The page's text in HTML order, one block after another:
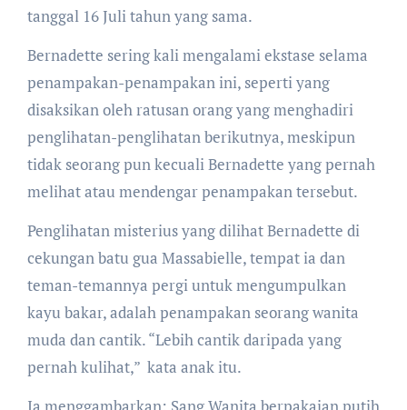
tanggal 16 Juli tahun yang sama.
Bernadette sering kali mengalami ekstase selama
penampakan-penampakan ini, seperti yang
disaksikan oleh ratusan orang yang menghadiri
penglihatan-penglihatan berikutnya, meskipun
tidak seorang pun kecuali Bernadette yang pernah
melihat atau mendengar penampakan tersebut.
Penglihatan misterius yang dilihat Bernadette di
cekungan batu gua Massabielle, tempat ia dan
teman-temannya pergi untuk mengumpulkan
kayu bakar, adalah penampakan seorang wanita
muda dan cantik. “Lebih cantik daripada yang
pernah kulihat,” kata anak itu.
Ia menggambarkan: Sang Wanita berpakaian putih